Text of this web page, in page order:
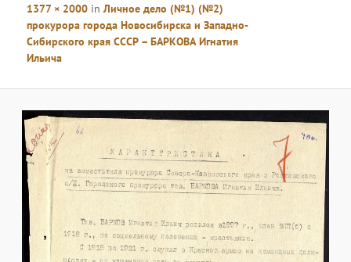
1377 × 2000 inЛичное дело (№1) (№2)
прокурора города Новосибирска и Западно-
Сибирского края СССР – БАРКОВА Игнатия
Ильича